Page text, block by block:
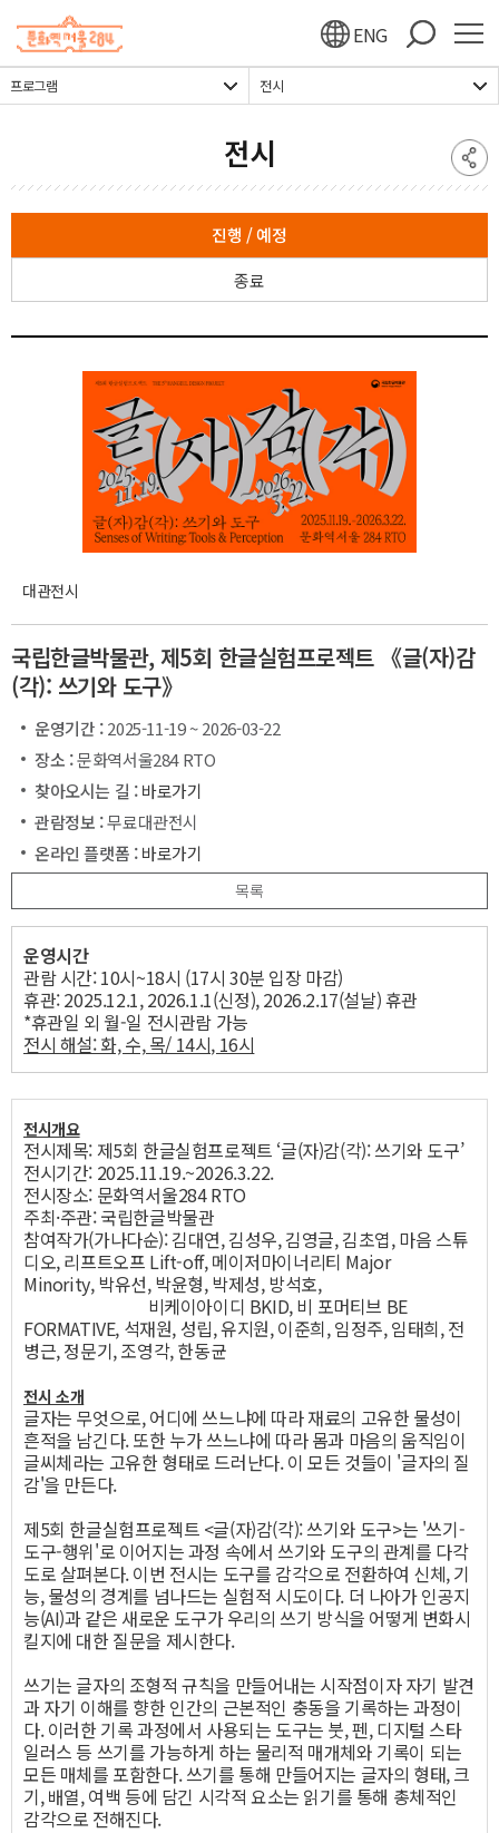
ENG
프로그램 전시
전시
진행 / 예정
종료
대관전시
국립한글박물관, 제5회 한글실험프로젝트 《글(자)감
(각): 쓰기와 도구》
운영기간 :2025-11-19 ~ 2026-03-22
장소 :문화역서울284 RTO
찾아오시는 길 :바로가기
관람정보 :무료대관전시
온라인 플랫폼 :바로가기
목록
운영시간
관람 시간: 10시~18시 (17시 30분 입장 마감)
휴관: 2025.12.1, 2026.1.1(신정), 2026.2.17(설날) 휴관
*휴관일 외 월-일 전시관람 가능
전시 해설: 화, 수, 목/ 14시, 16시
전시개요
전시제목: 제5회 한글실험프로젝트 ‘글(자)감(각): 쓰기와 도구’
전시기간: 2025.11.19.~2026.3.22.
전시장소: 문화역서울284 RTO
주최·주관: 국립한글박물관
참여작가(가나다순): 김대연, 김성우, 김영글, 김초엽, 마음 스튜
디오, 리프트오프 Lift-off, 메이저마이너리티 Major
Minority, 박유선, 박윤형, 박제성, 방석호,
비케이아이디 BKID, 비 포머티브 BE
FORMATIVE, 석재원, 성립, 유지원, 이준희, 임정주, 임태희, 전
병근, 정문기, 조영각, 한동균
전시 소개
글자는 무엇으로, 어디에 쓰느냐에 따라 재료의 고유한 물성이
흔적을 남긴다. 또한 누가 쓰느냐에 따라 몸과 마음의 움직임이
글씨체라는 고유한 형태로 드러난다. 이 모든 것들이 '글자의 질
감'을 만든다.
제5회 한글실험프로젝트 <글(자)감(각): 쓰기와 도구>는 '쓰기-
도구-행위'로 이어지는 과정 속에서 쓰기와 도구의 관계를 다각
도로 살펴본다. 이번 전시는 도구를 감각으로 전환하여 신체, 기
능, 물성의 경계를 넘나드는 실험적 시도이다. 더 나아가 인공지
능(AI)과 같은 새로운 도구가 우리의 쓰기 방식을 어떻게 변화시
킬지에 대한 질문을 제시한다.
쓰기는 글자의 조형적 규칙을 만들어내는 시작점이자 자기 발견
과 자기 이해를 향한 인간의 근본적인 충동을 기록하는 과정이
다. 이러한 기록 과정에서 사용되는 도구는 붓, 펜, 디지털 스타
일러스 등 쓰기를 가능하게 하는 물리적 매개체와 기록이 되는
모든 매체를 포함한다. 쓰기를 통해 만들어지는 글자의 형태, 크
기, 배열, 여백 등에 담긴 시각적 요소는 읽기를 통해 총체적인
감각으로 전해진다.